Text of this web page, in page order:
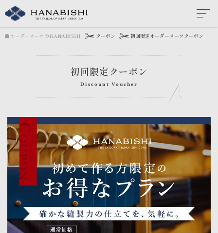
オーダースーツのHANABISHI クーポン 初回限定オーダースーツクーポン
初回限定クーポン
Discount Voucher